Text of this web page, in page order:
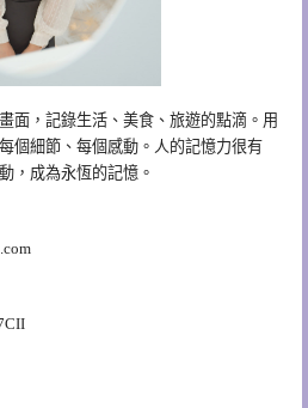
面，記錄生活、美食、旅遊的點滴。用
個細節、每個感動。人的記憶力很有
，成為永恆的記憶。